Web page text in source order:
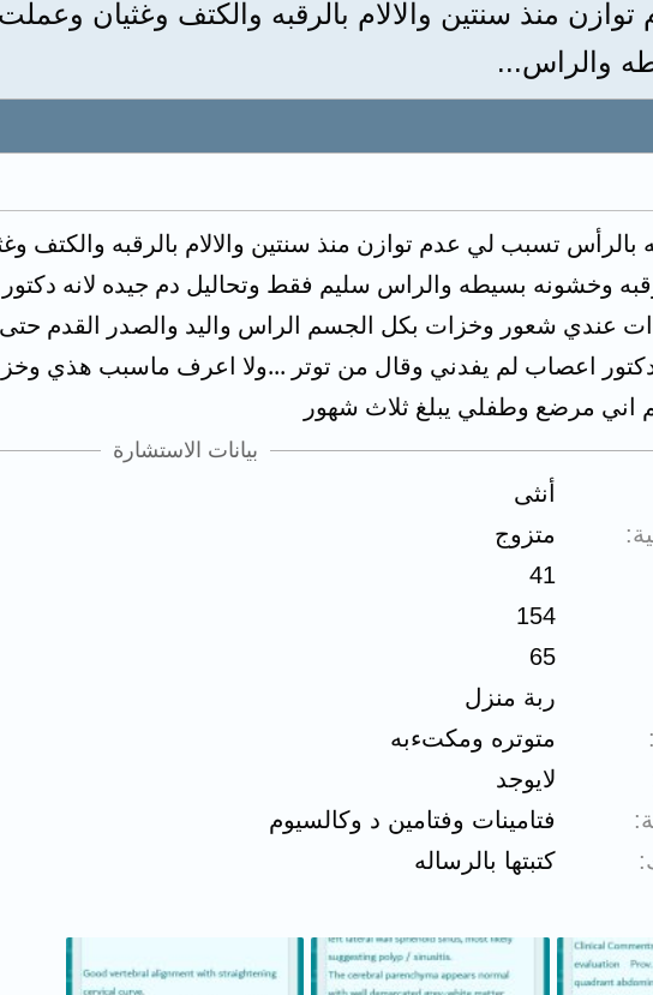
منذ سنتين والالام بالرقبه والكتف وغثيان
والراس...
تسبب لي عدم توازن منذ سنتين والالام بالرقبه والكتف
عندي شعور وخزات بكل الجسم الراس واليد والصدر القدم حتى
اعصاب لم يفدني وقال من توتر ...ولا اعرف ماسبب هذي
اني مرضع وطفلي يبلغ ثلاث شهور
بيانات الاستشارة
أنثى
متزوج
41
154
65
ربة منزل
متوتره ومكتءبه
لايوجد
فتامينات وفتامين د وكالسيوم
كتبتها بالرساله